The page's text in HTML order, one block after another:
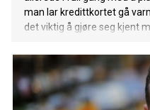
man lar kredittkortet gå
det viktig å gjøre seg kjent